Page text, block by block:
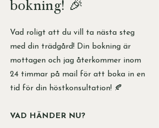
bokning! 🎉
Vad roligt att du vill ta nästa steg
med din trädgård! Din bokning är
mottagen och jag återkommer inom
24 timmar på mail för att boka in en
tid för din höstkonsultation! 🍂
VAD HÄNDER NU?